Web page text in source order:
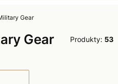
Gear
Gear Produkty: 53